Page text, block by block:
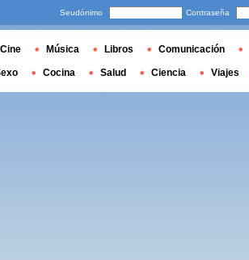
Seudónimo Contraseña
Cine Música Libros Comunicación
Cocina Salud Ciencia Viajes